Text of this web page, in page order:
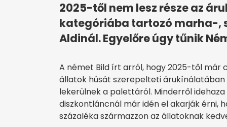
2025-től nem lesz része az
kategóriába tartozó marha-,
Aldinál. Egyelőre úgy tűnik
A német Bild írt arról, hogy 2025-től már
állatok húsát szerepelteti árukínálatában
lekerülnek a palettáról. Minderről idehaza
diszkontláncnál már idén el akarják érni,
százaléka származzon az állatoknak